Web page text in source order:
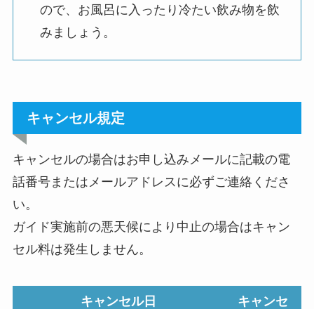
ので、お風呂に入ったり冷たい飲み物を飲
みましょう。
キャンセル規定
キャンセルの場合はお申し込みメールに記載の電
話番号またはメールアドレスに必ずご連絡くださ
い。
ガイド実施前の悪天候により中止の場合はキャン
セル料は発生しません。
キャンセル日
キャンセ